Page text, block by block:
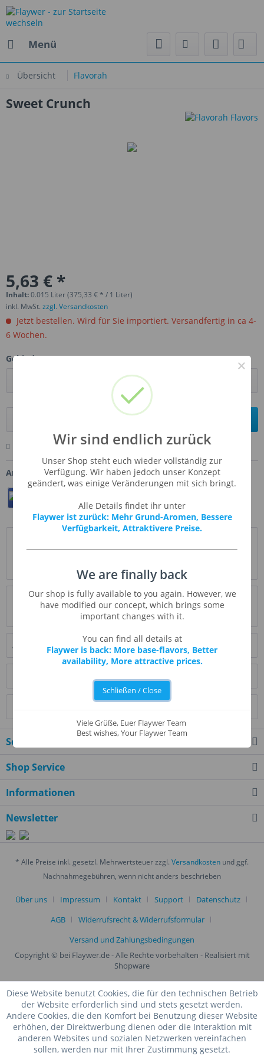
Menü
Übersicht Flavorah
Sweet Crunch
5,63 € *
Inhalt:0.015 Liter (375,33 € * / 1 Liter)
inkl. MwSt. zzgl. Versandkosten
Jetzt bestellen. Wird für Sie importiert. Versandfertig in ca 4-
6 Wochen.
Gebinde:
In den
Bewerten Fragen zum Artikel
Artikel-Nr.: FLV-SWECRU
braunem Zucker und Baiser, die ein...mehr
Bewertungen
0
Bewertungen lesen, schreiben und diskutieren...
Ähnliche Artikel
Service Hotline
Shop Service
Informationen
Newsletter
* Alle Preise inkl. gesetzl. Mehrwertsteuer zzgl. Versandkosten und ggf.
Nachnahmegebühren, wenn nicht anders beschrieben
Über uns Impressum Kontakt Support
Datenschutz
AGB
Widerrufsrecht & Widerrufsformular
Versand und Zahlungsbedingungen
Copyright © bei Flaywer.de - Alle Rechte vorbehalten - Realisiert mit
Shopware
Diese Website benutzt Cookies, die für den technischen Betrieb
der Website erforderlich sind und stets gesetzt werden.
Andere Cookies, die den Komfort bei Benutzung dieser Website
erhöhen, der Direktwerbung dienen oder die Interaktion mit
anderen Websites und sozialen Netzwerken vereinfachen
sollen, werden nur mit Ihrer Zustimmung gesetzt.
×
Wir sind endlich zurück
Unser Shop steht euch wieder vollständig zur
Verfügung. Wir haben jedoch unser Konzept
geändert, was einige Veränderungen mit sich bringt.
Alle Details findet ihr unter
Flaywer ist zurück: Mehr Grund-Aromen, Bessere
Verfügbarkeit, Attraktivere Preise.
We are finally back
Our shop is fully available to you again. However, we
have modified our concept, which brings some
important changes with it.
You can find all details at
Flaywer is back: More base-flavors, Better
availability, More attractive prices.
Schließen / Close
Viele Grüße, Euer Flaywer Team
Best wishes, Your Flaywer Team